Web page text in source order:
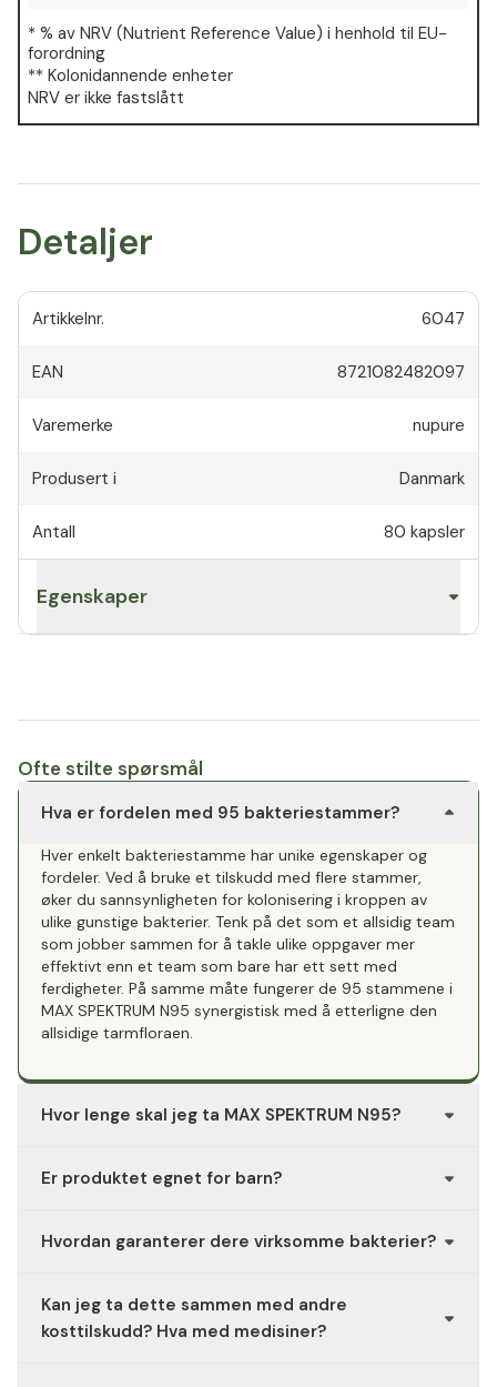
* % av NRV (Nutrient Reference Value) i henhold til EU-
forordning
** Kolonidannende enheter
NRV er ikke fastslått
Detaljer
Artikkelnr. 6047
EAN 8721082482097
Varemerke nupure
Produsert i Danmark
Antall 80 kapsler
Egenskaper
Ofte stilte spørsmål
Hva er fordelen med 95 bakteriestammer?
Hver enkelt bakteriestamme har unike egenskaper og
fordeler. Ved å bruke et tilskudd med flere stammer,
øker du sannsynligheten for kolonisering i kroppen av
ulike gunstige bakterier. Tenk på det som et allsidig team
som jobber sammen for å takle ulike oppgaver mer
effektivt enn et team som bare har ett sett med
ferdigheter. På samme måte fungerer de 95 stammene i
MAX SPEKTRUM N95 synergistisk med å etterligne den
allsidige tarmfloraen.
Hvor lenge skal jeg ta MAX SPEKTRUM N95?
Er produktet egnet for barn?
Hvordan garanterer dere virksomme bakterier?
må de oppbevares og konserveres riktig. Derfor bruker vi
spesielle Activ-Vial™-bokser til MAX SPEKTRUM N95. De
Kan jeg ta dette sammen med andre
kosttilskudd? Hva med medisiner?